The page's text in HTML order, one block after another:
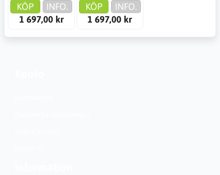
KÖP
INFO.
1 697,00 kr
KÖP
INFO.
1 697,00 kr